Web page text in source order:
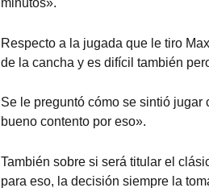
minutos».
Respecto a la jugada que le tiro
de la cancha y es difícil también
Se le preguntó cómo se sintió
bueno contento por eso».
También sobre si será titular el
para eso, la decisión siempre la